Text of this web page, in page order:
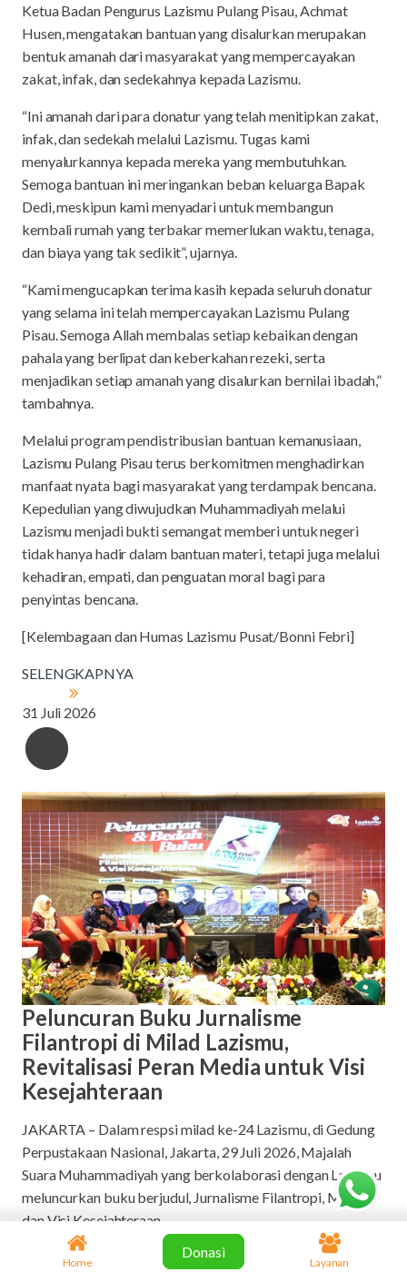
Ketua Badan Pengurus Lazismu Pulang Pisau, Achmat
Husen, mengatakan bantuan yang disalurkan merupakan
bentuk amanah dari masyarakat yang mempercayakan
zakat, infak, dan sedekahnya kepada Lazismu.
“Ini amanah dari para donatur yang telah menitipkan zakat,
infak, dan sedekah melalui Lazismu. Tugas kami
menyalurkannya kepada mereka yang membutuhkan.
Semoga bantuan ini meringankan beban keluarga Bapak
Dedi, meskipun kami menyadari untuk membangun
kembali rumah yang terbakar memerlukan waktu, tenaga,
dan biaya yang tak sedikit”, ujarnya.
“Kami mengucapkan terima kasih kepada seluruh donatur
yang selama ini telah mempercayakan Lazismu Pulang
Pisau. Semoga Allah membalas setiap kebaikan dengan
pahala yang berlipat dan keberkahan rezeki, serta
menjadikan setiap amanah yang disalurkan bernilai ibadah,”
tambahnya.
Melalui program pendistribusian bantuan kemanusiaan,
Lazismu Pulang Pisau terus berkomitmen menghadirkan
manfaat nyata bagi masyarakat yang terdampak bencana.
Kepedulian yang diwujudkan Muhammadiyah melalui
Lazismu menjadi bukti semangat memberi untuk negeri
tidak hanya hadir dalam bantuan materi, tetapi juga melalui
kehadiran, empati, dan penguatan moral bagi para
penyintas bencana.
[Kelembagaan dan Humas Lazismu Pusat/Bonni Febri]
SELENGKAPNYA
31 Juli 2026
Peluncuran Buku Jurnalisme
Filantropi di Milad Lazismu,
Revitalisasi Peran Media untuk Visi
Kesejahteraan
JAKARTA – Dalam respsi milad ke-24 Lazismu, di Gedung
Perpustakaan Nasional, Jakarta, 29 Juli 2026, Majalah
Suara Muhammadiyah yang berkolaborasi dengan Lazismu
meluncurkan buku berjudul, Jurnalisme Filantropi, Media
dan Visi Kesejahteraan.
Penulis buku Roni Tobroni, Pemimpin Redaksi Republika
Home
Donasi
Layanan